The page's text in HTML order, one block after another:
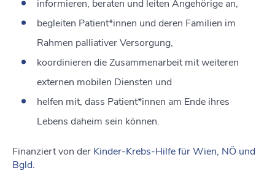
informieren, beraten und leiten Angehörige an,
begleiten Patient*innen und deren Familien im
Rahmen palliativer Versorgung,
koordinieren die Zusammenarbeit mit weiteren
externen mobilen Diensten und
helfen mit, dass Patient*innen am Ende ihres
Lebens daheim sein können.
Finanziert von der Kinder-Krebs-Hilfe für Wien, NÖ und
Bgld.